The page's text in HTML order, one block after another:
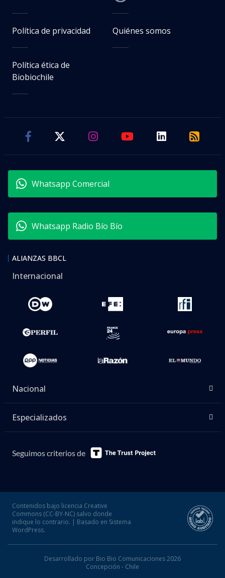
Política de privacidad Quiénes somos
Política ética de
Biobiochile
Whatsapp Comercial
Whatsapp Radio Bío Bío
ALIANZAS BBCL
Internacional
Nacional
Especializados
Seguimos criterios de
Contenidos bajo licencia Creative
Commons (CC-BY-NC) salvo donde
indique lo contrario. | Basado en Sistema
WordPress.
Desarrollado por Bio Bio Comunicaciones 2026
Concepción - Chile